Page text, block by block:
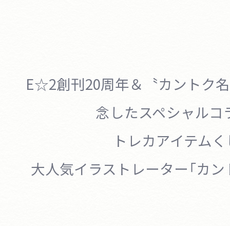
E☆2創刊20周年＆〝カントク
念したスペシャルコ
トレカアイテム
大人気イラストレーター「カン